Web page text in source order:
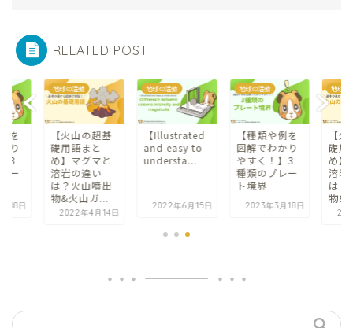
RELATED POST
基
と
と
い
月14日
地球の活動
【Illustrated
and easy to
understa...
2022年6月15日
地球の活動
【種類や例を
図解でわかり
やすく！】3
2023年3月18日
地球の活動
【火山の超基
礎用語まと
め】マグマと
溶岩の違い
は？火山噴出
2022年4月14日
地球
【